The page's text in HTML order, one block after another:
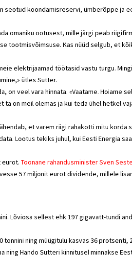
seotud koondamisreservi, ümberõppe ja
omaniku ootusest, mille järgi peab
tootmisvõimsuse. Kas nüüd selgub, et
elektrijaamad töötasid vastu turgu.
ütles Sutter.
on veel vara hinnata. «Vaatame. Hoiame
on meil olemas ja kui teda ühel hetkel
et varem riigi rahakotti mitu korda
Lootus tekiks juhul, kui Eesti Energia
eurot. Toonane rahandusministerSven
57 miljonit eurot dividende, millele
Lõviosa sellest ehk 197 gigavatt-tundi
ning müügitulu kasvas 36 protsenti,
Hando Sutteri kinnitusel minnakse